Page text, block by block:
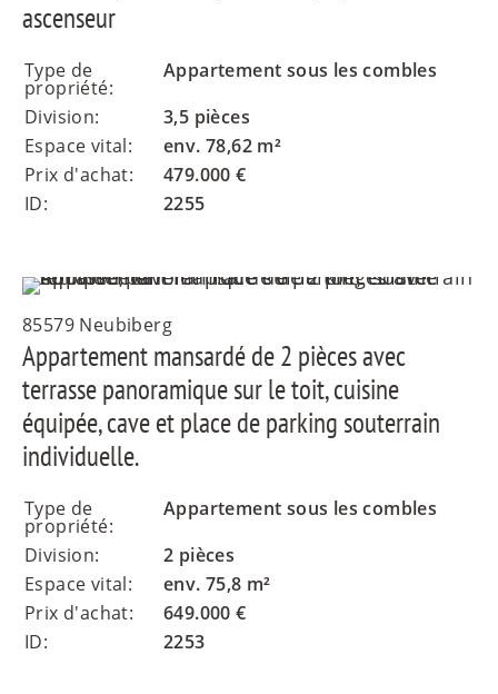
ascenseur
Type de
propriété:
Appartement sous les combles
Division:
3,5 pièces
Espace vital:
env. 78,62 m²
Prix d'achat:
479.000 €
ID:
2255
85579 Neubiberg
Appartement mansardé de 2 pièces avec
terrasse panoramique sur le toit, cuisine
équipée, cave et place de parking souterrain
individuelle.
Type de
propriété:
Appartement sous les combles
Division:
2 pièces
Espace vital:
env. 75,8 m²
Prix d'achat:
649.000 €
ID:
2253